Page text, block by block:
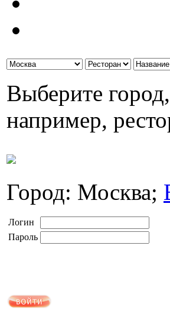
Выберите
например,
Город: Москва;
Логин
Пароль